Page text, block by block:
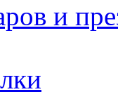
и